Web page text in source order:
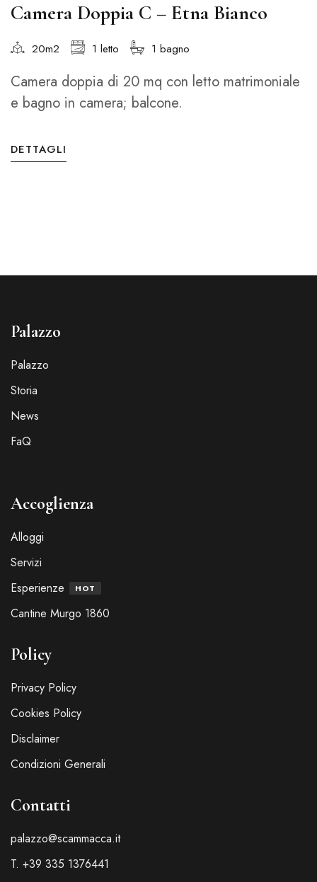
Camera Doppia C – Etna Bianco
20m2 1 letto 1 bagno
Camera doppia di 20 mq con letto matrimoniale
e bagno in camera; balcone.
DETTAGLI
Palazzo
Palazzo
Storia
News
FaQ
Accoglienza
Alloggi
Servizi
Esperienze
HOT
Cantine Murgo 1860
Policy
Privacy Policy
Cookies Policy
Disclaimer
Condizioni Generali
Contatti
palazzo@scammacca.it
T. +39 335 1376441